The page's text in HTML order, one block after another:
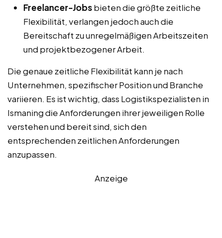
Freelancer-Jobsbieten die größte zeitliche
Flexibilität, verlangen jedoch auch die
Bereitschaft zu unregelmäßigen Arbeitszeiten
und projektbezogener Arbeit.
Die genaue zeitliche Flexibilität kann je nach
Unternehmen, spezifischer Position und Branche
variieren. Es ist wichtig, dass Logistikspezialisten in
Ismaning die Anforderungen ihrer jeweiligen Rolle
verstehen und bereit sind, sich den
entsprechenden zeitlichen Anforderungen
anzupassen.
Anzeige